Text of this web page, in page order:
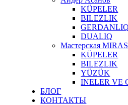
KÜPELER
BILEZLIK
GERDANLIQ
DUALIQ
Мастерская MIRAS
KÜPELER
BILEZLIK
YÜZÜK
INELER VE
БЛОГ
КОНТАКТЫ